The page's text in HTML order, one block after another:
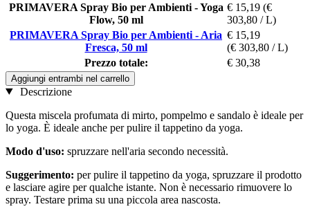
PRIMAVERA Spray Bio per Ambienti - Yoga
Flow, 50 ml
€ 15,19 (€
303,80 / L)
PRIMAVERA Spray Bio per Ambienti - Aria
Fresca, 50 ml
€ 15,19
(€ 303,80 / L)
Prezzo totale:
€ 30,38
Aggiungi entrambi nel carrello
Descrizione
Questa miscela profumata di mirto, pompelmo e sandalo è ideale per
lo yoga. È ideale anche per pulire il tappetino da yoga.
Modo d'uso: spruzzare nell'aria secondo necessità.
Suggerimento: per pulire il tappetino da yoga, spruzzare il prodotto
e lasciare agire per qualche istante. Non è necessario rimuovere lo
spray. Testare prima su una piccola area nascosta.